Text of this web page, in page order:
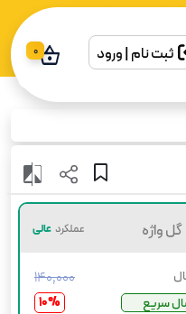
ثبت نام | ورود 0
گل واژه عملکرد عالی
سریع
۱۴۰٬۰۰۰
10%